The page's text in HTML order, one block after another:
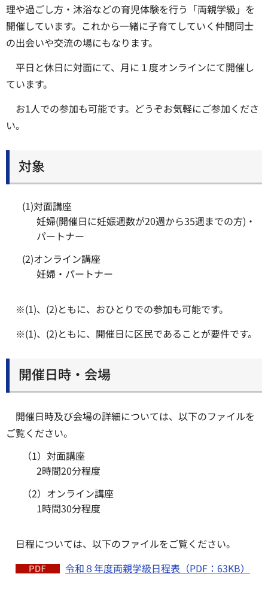
理や過ごし方・沐浴などの育児体験を行う「両親学級」を
開催しています。これから一緒に子育てしていく仲間同士
の出会いや交流の場にもなります。
平日と休日に対面にて、月に１度オンラインにて開催し
ています。
お1人での参加も可能です。どうぞお気軽にご参加くださ
い。
対象
(1)対面講座
妊婦(開催日に妊娠週数が20週から35週までの方)・
パートナー
(2)オンライン講座
妊婦・パートナー
※(1)、(2)ともに、おひとりでの参加も可能です。
※(1)、(2)ともに、開催日に区民であることが要件です。
開催日時・会場
開催日時及び会場の詳細については、以下のファイルを
ご覧ください。
（1）対面講座
2時間20分程度
（2）オンライン講座
1時間30分程度
日程については、以下のファイルをご覧ください。
令和８年度両親学級日程表（PDF：63KB）